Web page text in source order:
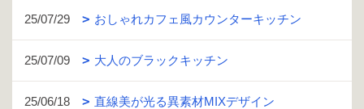
25/07/29 おしゃれカフェ風カウンターキッチン
25/07/09 大人のブラックキッチン
25/06/18 直線美が光る異素材MIXデザイン